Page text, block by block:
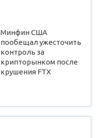
Минфин США
пообещал ужесточить
контроль за
крипторынком после
крушения FTX